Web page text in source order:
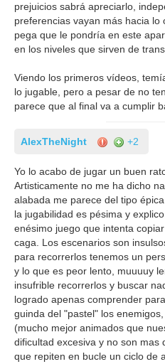
prejuicios sabrá apreciarlo,
preferencias vayan más hacia lo
pega que le pondría en este
en los niveles que sirven de
Viendo los primeros vídeos,
lo jugable, pero a pesar de no
parece que al final va a cumplir
AlexTheNight +2
Yo lo acabo de jugar un buen
Artisticamente no me ha dicho
alabada me parece del tipo
la jugabilidad es pésima y
enésimo juego que intenta
caga. Los escenarios son
para recorrerlos tenemos un
y lo que es peor lento, muuuuy
insufrible recorrerlos y buscar
logrado apenas comprender
guinda del "pastel" los
(mucho mejor animados que
dificultad excesiva y no son mas
que repiten en bucle un ciclo de